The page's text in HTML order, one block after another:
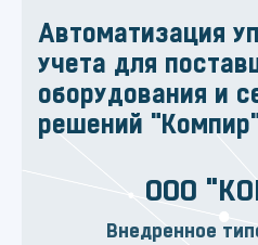
Автоматизация
учета для
оборудования и
решений
ООО
Внедренное